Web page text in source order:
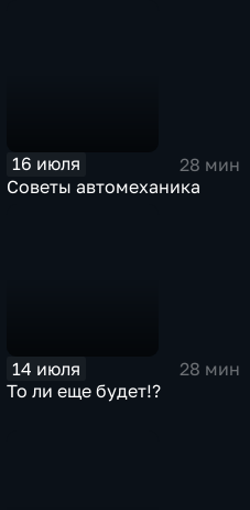
16 июля
28 мин
Советы автомеханика
14 июля
28 мин
То ли еще будет!?